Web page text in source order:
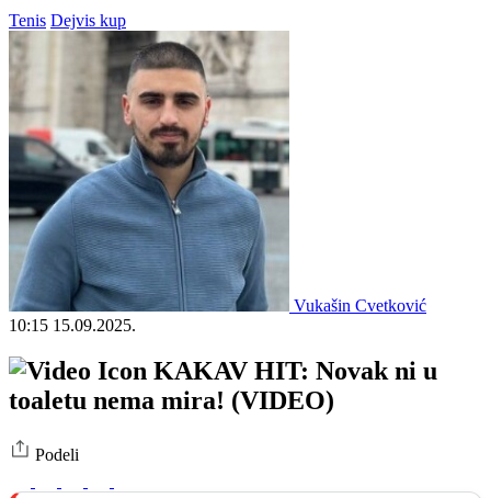
Tenis Dejvis kup
Vukašin Cvetković
10:15 15.09.2025.
KAKAV HIT: Novak ni u
toaletu nema mira! (VIDEO)
Podeli